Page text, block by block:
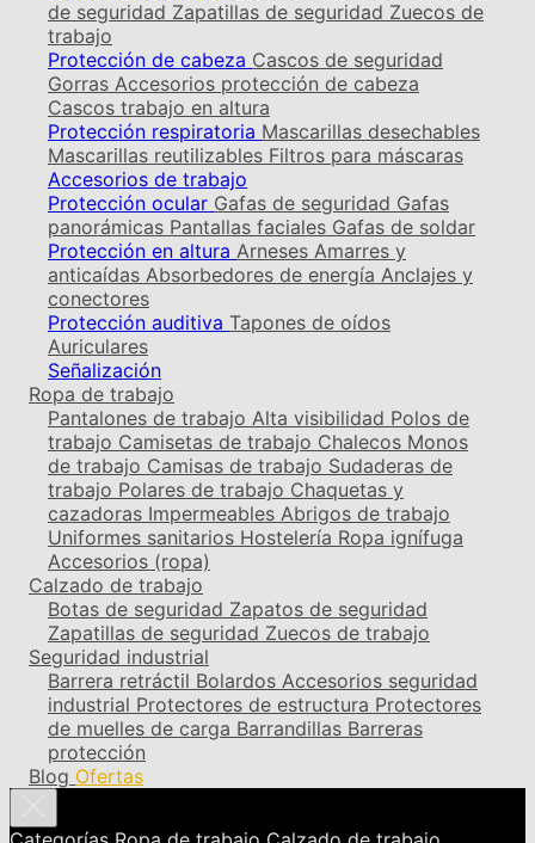
de seguridad Zapatillas de seguridad Zuecos de
trabajo
Protección de cabeza Cascos de seguridad
Gorras Accesorios protección de cabeza
Cascos trabajo en altura
Protección respiratoria Mascarillas desechables
Mascarillas reutilizables Filtros para máscaras
Accesorios de trabajo
Protección ocular Gafas de seguridad Gafas
panorámicas Pantallas faciales Gafas de soldar
Protección en altura Arneses Amarres y
anticaídas Absorbedores de energía Anclajes y
conectores
Protección auditiva Tapones de oídos
Auriculares
Señalización
Ropa de trabajo
Pantalones de trabajo Alta visibilidad Polos de
trabajo Camisetas de trabajo Chalecos Monos
de trabajo Camisas de trabajo Sudaderas de
trabajo Polares de trabajo Chaquetas y
cazadoras Impermeables Abrigos de trabajo
Uniformes sanitarios Hostelería Ropa ignífuga
Accesorios (ropa)
Calzado de trabajo
Botas de seguridad Zapatos de seguridad
Zapatillas de seguridad Zuecos de trabajo
Seguridad industrial
Barrera retráctil Bolardos Accesorios seguridad
industrial Protectores de estructura Protectores
de muelles de carga Barrandillas Barreras
protección
Blog Ofertas